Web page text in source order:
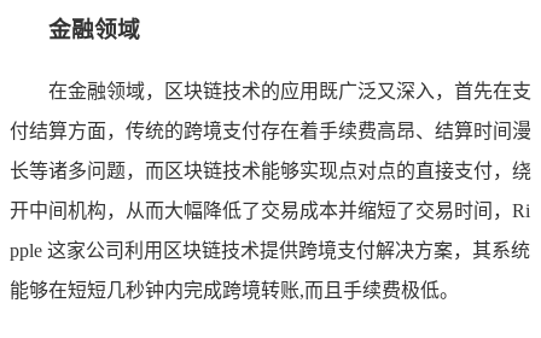
金融领域
在金融领域，区块链技术的应用既广泛又深入，首先在支
付结算方面，传统的跨境支付存在着手续费高昂、结算时间漫
长等诸多问题，而区块链技术能够实现点对点的直接支付，绕
开中间机构，从而大幅降低了交易成本并缩短了交易时间，Ri
pple 这家公司利用区块链技术提供跨境支付解决方案，其系统
能够在短短几秒钟内完成跨境转账,而且手续费极低。